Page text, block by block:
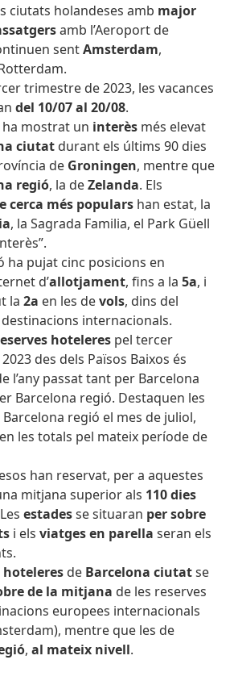
ciutats holandeses amb major
amb l’Aeroport de
sentAmsterdam,
trimestre de 2023, les vacances
del 10/07 al 20/08.
mostrat un interès més elevat
ciutat durant els últims 90 dies
de Groningen, mentre que
regió, la deZelanda. Els
cerca més populars han estat, la
, la Sagrada Familia, el Park Güell
ha pujat cinc posicions en
d’allotjament, fins a la5a, i
la2a en les devols, dins del
internacionals.
hoteleres pel tercer
des dels Països Baixos és
l’any passat tant per Barcelona
Barcelona regió. Destaquen les
regió el mes de juliol,
les totals pel mateix període de
han reservat, per a aquestes
mitjana superior als 110 dies
estadesse situaran per sobre
i elsviatges en parella seran els
hoteleres de Barcelona ciutatse
de la mitjana de les reserves
europees internacionals
mentre que les de
,al mateix nivell.